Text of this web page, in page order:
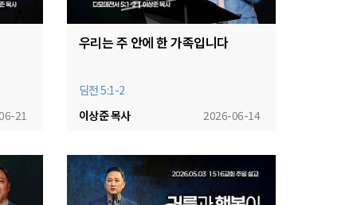
21
우리는 주 안에 한 가족입니다
딤전 5:1-2
2026-06-14
이상준 목사